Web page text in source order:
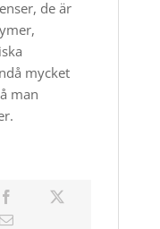
de är
mycket
man